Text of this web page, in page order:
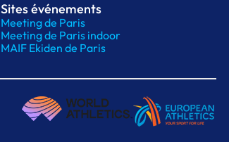
Sites événements
Meeting de Paris
Meeting de Paris indoor
MAIF Ekiden de Paris